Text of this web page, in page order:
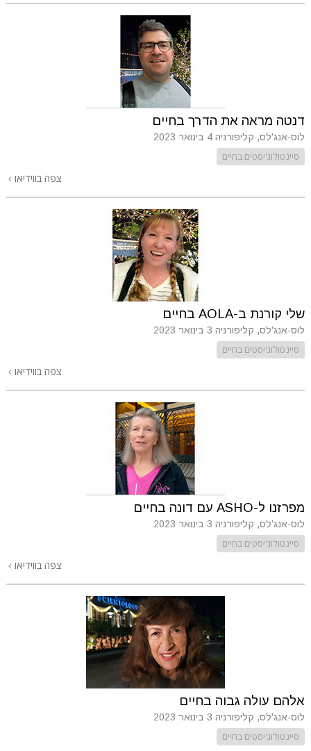
דנטה מראה את הדרך בחיים
לוס-אנג'לס, קליפורניה 4 בינואר 2023
סיינטולוג'יסטים בחיים
צפה בווידיאו
שלי קורנת ב-AOLA בחיים
לוס-אנג'לס, קליפורניה 3 בינואר 2023
סיינטולוג'יסטים בחיים
צפה בווידיאו
מפרזנו ל-ASHO עם דונה בחיים
לוס-אנג'לס, קליפורניה 3 בינואר 2023
סיינטולוג'יסטים בחיים
צפה בווידיאו
אלהם עולה גבוה בחיים
לוס-אנג'לס, קליפורניה 3 בינואר 2023
סיינטולוג'יסטים בחיים